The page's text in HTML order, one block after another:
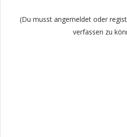
(Du musst angemeldet oder
verfassen zu